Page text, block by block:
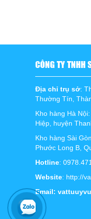
CÔNG TY TNHH
Địa chỉ trụ sở:
Thường Tín,
Kho hàng Hà
Hiệp, huyện
Kho hàng Sài
Phước Long B,
Hotline:
Website: http://
Email: